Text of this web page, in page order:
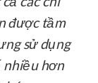
được tầm
sử dụng
nhiều hơn